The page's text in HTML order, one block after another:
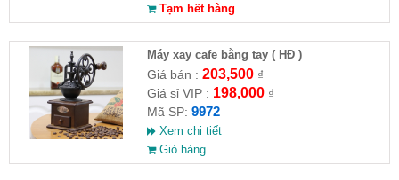
Tạm hết hàng
Máy xay cafe bằng tay ( HĐ )
Giá bán : 203,500₫
Giá sỉ VIP : 198,000₫
Mã SP: 9972
Xem chi tiết
Giỏ hàng